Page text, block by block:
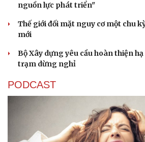
nguồn lực phát triển"
Thế giới đối mặt nguy cơ một chu
mới
Bộ Xây dựng yêu cầu hoàn thiện
trạm dừng nghỉ
PODCAST